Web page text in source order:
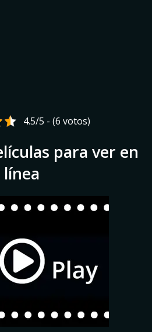
4.5/5 - (6 votos)
para ver en
línea